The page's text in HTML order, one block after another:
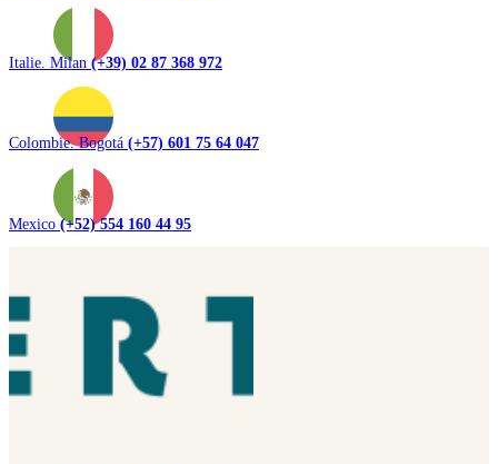
Italie. Milan (+39) 02 87 368 972
Colombie. Bogotá (+57) 601 75 64 047
Mexico (+52) 554 160 44 95